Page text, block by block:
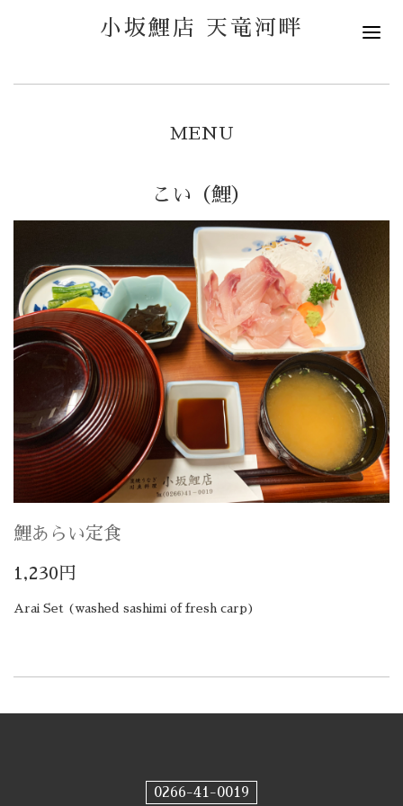
小坂鯉店 天竜河畔
MENU
こい（鯉）
鯉あらい定食
1,230円
Arai Set (washed sashimi of fresh carp)
0266-41-0019